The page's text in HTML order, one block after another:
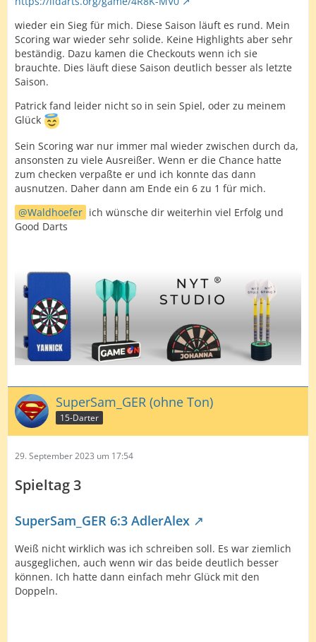
Dann Alex zum 3:4.
Dann wohl das entscheidende Leg. Alex haute 55, 180
und 100 ans Board. Dann aber nur noch Schrott von
ihm und er ließ 2 Chancen aufs Doppel aus.
Seine Fehler nutzte ich und baute die Führung auf 5:3
aus.
Im letzten Leg lief dann bei Alex nur wenig und so
konnte ich gleich mit dem 1. Matchdart das Match für
mich entscheiden.
Von beiden ein wirklich super Match. Für mich eines der
besten überhaupt.
Hat riesen Spaß gemacht
AdlerAlex und gut das zum
Schluss dann der Ton auch super war.
unterhalten.
Freu mich schon jetzt gegen dich mal wieder spielen zu
dürfen.
Bis denne
wieder ein Sieg für mich. Diese Saison läuft es rund. Mein
Scoring war wieder sehr solide. Keine Highlights aber sehr
beständig. Dazu kamen die Checkouts wenn ich sie
brauchte. Dies läuft diese Saison deutlich besser als letzte
Saison.
Patrick fand leider nicht so in sein Spiel, oder zu meinem
Glück
Sein Scoring war nur immer mal wieder zwischen durch da,
ansonsten zu viele Ausreißer. Wenn er die Chance hatte
zum checken verpaßte er und ich konnte das dann
ausnutzen. Daher dann am Ende ein 6 zu 1 für mich.
Waldhoefer ich wünsche dir weiterhin viel Erfolg und
Good Darts
SuperSam_GER (ohne Ton)
15-Darter
29. September 2023 um 17:54
Spieltag 3
SuperSam_GER 6:3 AdlerAlex
Weiß nicht wirklich was ich schreiben soll. Es war ziemlich
ausgeglichen, auch wenn wir das beide deutlich besser
können. Ich hatte dann einfach mehr Glück mit den
Doppeln.